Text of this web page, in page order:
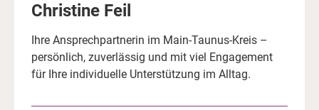
Christine Feil
Ihre Ansprechpartnerin im Main-Taunus-Kreis –
persönlich, zuverlässig und mit viel Engagement
für Ihre individuelle Unterstützung im Alltag.